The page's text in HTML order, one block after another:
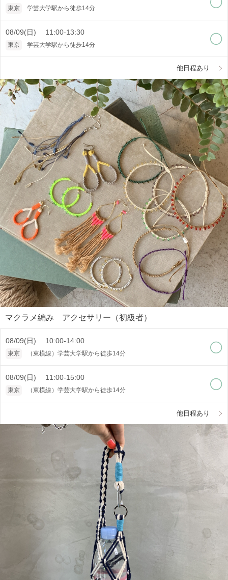
東京 学芸大学駅から徒歩14分
08/09(日) 11:00-13:30
東京 学芸大学駅から徒歩14分
他日程あり
マクラメ編み アクセサリー（初級者）
08/09(日) 10:00-14:00
東京 （東横線）学芸大学駅から徒歩14分
08/09(日) 11:00-15:00
東京 （東横線）学芸大学駅から徒歩14分
他日程あり